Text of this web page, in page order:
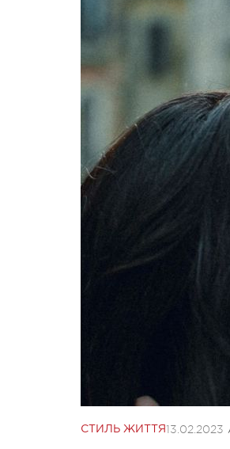
СТИЛЬ ЖИТТЯ 13.02.2023